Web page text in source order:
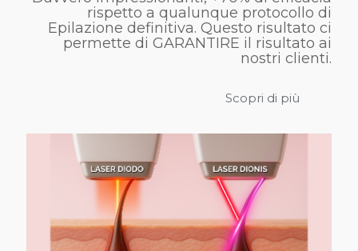
rispetto a qualunque protocollo di
Epilazione definitiva. Questo risultato ci
permette di GARANTIRE il risultato ai
nostri clienti.
Scopri di più